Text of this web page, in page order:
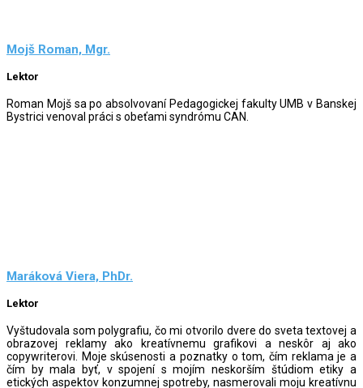
Mojš Roman, Mgr.
Lektor
Roman Mojš sa po absolvovaní Pedagogickej fakulty UMB v Banskej
Bystrici venoval práci s obeťami syndrómu CAN.
Maráková Viera, PhDr.
Lektor
Vyštudovala som polygrafiu, čo mi otvorilo dvere do sveta textovej a
obrazovej reklamy ako kreatívnemu grafikovi a neskôr aj ako
copywriterovi. Moje skúsenosti a poznatky o tom, čím reklama je a
čím by mala byť, v spojení s mojím neskorším štúdiom etiky a
etických aspektov konzumnej spotreby, nasmerovali moju kreatívnu